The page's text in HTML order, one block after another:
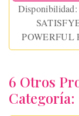
Disponibilidad:
POWERFUL
ONE RING
6 Otros
Categoría: